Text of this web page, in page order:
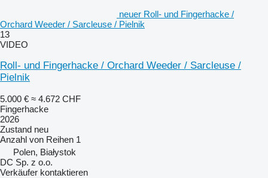
neuer Roll- und Fingerhacke /
Orchard Weeder / Sarcleuse / Pielnik
13
VIDEO
Roll- und Fingerhacke / Orchard Weeder / Sarcleuse /
Pielnik
5.000 € ≈ 4.672 CHF
Fingerhacke
2026
Zustand neu
Anzahl von Reihen 1
Polen, Białystok
DC Sp. z o.o.
Verkäufer kontaktieren